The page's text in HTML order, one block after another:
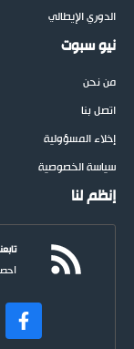
الدوري الإيطالي
نيو سبوت
من نحن
اتصل بنا
إخلاء المسؤولية
سياسة الخصوصية
إنظم لنا